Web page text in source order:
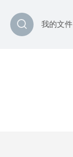
我的文件